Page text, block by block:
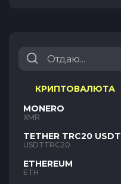
КРИПТОВАЛЮТА
MONERO
XMR
TETHER TRC20 USDT
USDTTRC20
ETHEREUM
ETH